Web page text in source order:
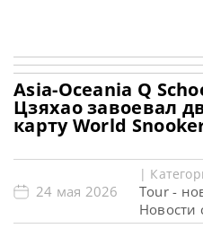
Asia-Oceania Q
Цзяхао завоевал
карту World
24 мая 2026
|
Tour -
Новости